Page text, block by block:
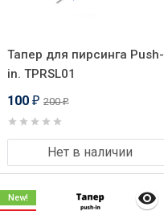
Тапер для пирсинга Push-
in. TPRSL01
100 ₽ 200₽
Нет в наличии
New!